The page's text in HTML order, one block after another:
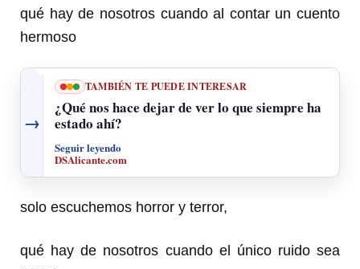
qué hay de nosotros cuando al contar un cuento
hermoso
→
TAMBIÉN TE PUEDE INTERESAR
¿Qué nos hace dejar de ver lo que siempre ha
estado ahí?
Seguir leyendo
DSAlicante.com
solo escuchemos horror y terror,
qué hay de nosotros cuando el único ruido sea